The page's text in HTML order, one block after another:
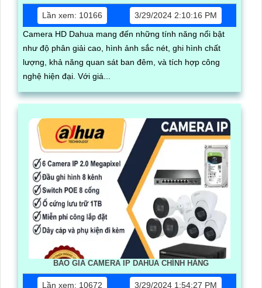
Lần xem: 10166
3/29/2024 2:10:16 PM
Camera HD Dahua mang đến những tính năng nổi bật
như độ phân giải cao, hình ảnh sắc nét, ghi hình chất
lượng, khả năng quan sát ban đêm, và tích hợp công
nghệ hiện đại. Với giá...
BÁO GIÁ CAMERA IP DAHUA CHÍNH HÃNG
Lần xem: 10672 3/29/2024 1:54:27 PM